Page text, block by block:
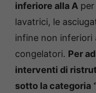
inferiore alla A
lavatrici, le
infine non inferiori
congelatori. Per
interventi di
sotto la categoria